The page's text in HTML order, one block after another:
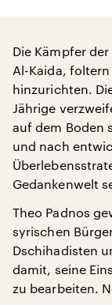
Die Kämpfer
Al-Kaida,
hinzurichten.
Jährige
auf dem Boden
und nach
Gedankenwelt
Theo Padnos
syrischen
Dschihadisten
damit, seine
zu bearbeiten.